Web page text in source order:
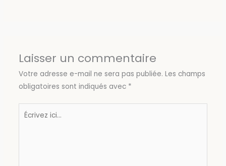
Laisser un commentaire
Votre adresse e-mail ne sera pas publiée. Les champs
obligatoires sont indiqués avec *
Écrivez